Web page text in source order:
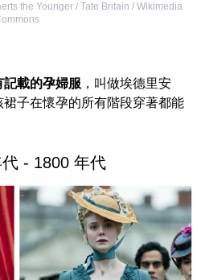
the Younger / Tate Britain / Wikimedia
記載的孕婦服 ，叫做埃德里安
子在懷孕的所有階段穿著都能
- 1800 年代